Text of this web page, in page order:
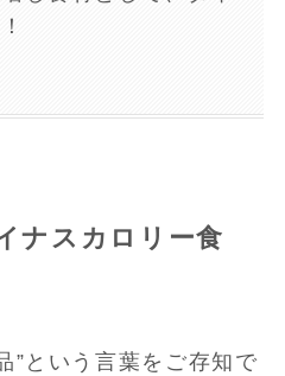
ナスカロリー食
”という言葉をご存知で